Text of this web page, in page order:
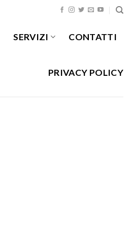
SERVIZI CONTATTI
PRIVACY POLICY